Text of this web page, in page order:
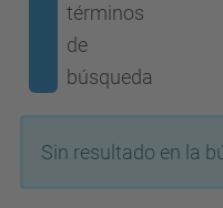
términos
de
búsqueda
Sin resultado en la